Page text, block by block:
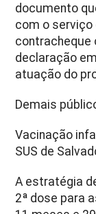
documento
com o serviço
contracheque
declaração
atuação do
Demais
Vacinação
SUS de
A estratégia
2ª dose para